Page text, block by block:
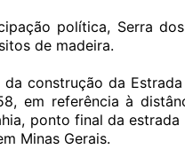
política, Serra
de madeira.
construção da
em referência à
ponto final da
Minas Gerais.